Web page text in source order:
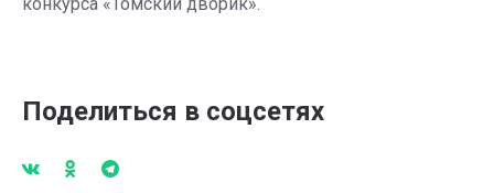
Поделиться в соцсетях